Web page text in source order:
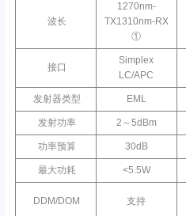
波长
1270nm-
TX1310nm-RX
①
接口
Simplex
LC/APC
发射器类型 EML
发射功率 2～5dBm
功率预算 30dB
最大功耗 <5.5W
DDM/DOM 支持